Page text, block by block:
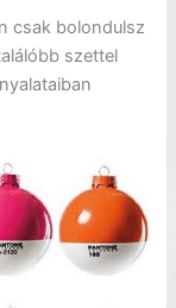
csak bolondulsz
szettel